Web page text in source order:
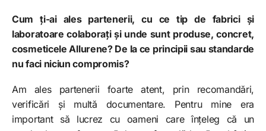
Cum ți-ai ales partenerii, cu ce tip de fabrici și
laboratoare colaborați și unde sunt produse, concret,
cosmeticele Allurene? De la ce principii sau standarde
nu faci niciun compromis?
Am ales partenerii foarte atent, prin recomandări,
verificări și multă documentare. Pentru mine era
important să lucrez cu oameni care înțeleg că un